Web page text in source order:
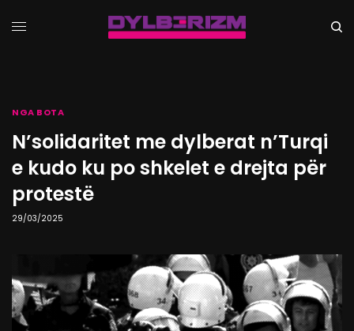
NGA BOTA
N’solidaritet me dylberat n’Turqi
e kudo ku po shkelet e drejta për
protestë
29/03/2025